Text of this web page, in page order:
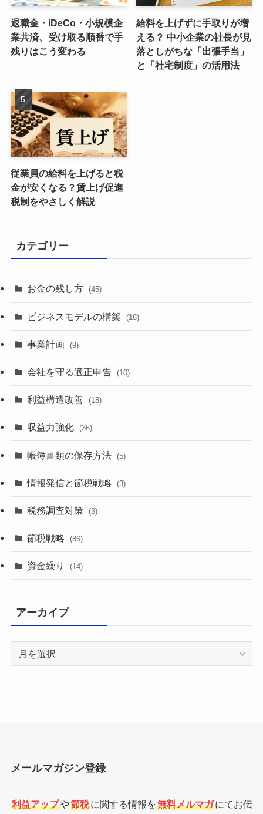
退職金・iDeCo・小規模企
業共済、受け取る順番で手
残りはこう変わる
給料を上げずに手取りが増
える？ 中小企業の社長が見
落としがちな「出張手当」
と「社宅制度」の活用法
従業員の給料を上げると税
金が安くなる？賃上げ促進
税制をやさしく解説
カテゴリー
お金の残し方 (45)
ビジネスモデルの構築 (18)
事業計画 (9)
会社を守る適正申告 (10)
利益構造改善 (18)
収益力強化 (36)
帳簿書類の保存方法 (5)
情報発信と節税戦略 (3)
税務調査対策 (3)
節税戦略 (86)
資金繰り (14)
アーカイブ
メールマガジン登録
利益アップや節税に関する情報を無料メルマガにてお伝